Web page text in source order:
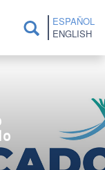
ESPAÑOL
ENGLISH